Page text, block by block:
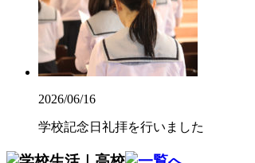
2026/06/16
学校記念日礼拝を行いました